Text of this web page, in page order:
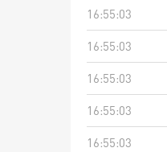
16:55:03
16:55:03
16:55:03
16:55:03
16:55:03